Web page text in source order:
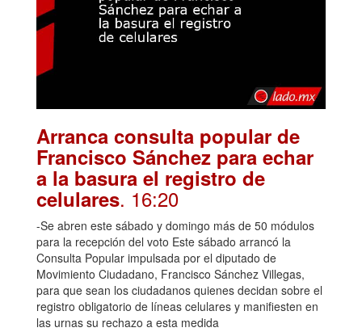
Arranca consulta popular de
Francisco Sánchez para echar
a la basura el registro de
celulares. 16:20
-Se abren este sábado y domingo más de 50 módulos
para la recepción del voto Este sábado arrancó la
Consulta Popular impulsada por el diputado de
Movimiento Ciudadano, Francisco Sánchez Villegas,
para que sean los ciudadanos quienes decidan sobre el
registro obligatorio de líneas celulares y manifiesten en
las urnas su rechazo a esta medida